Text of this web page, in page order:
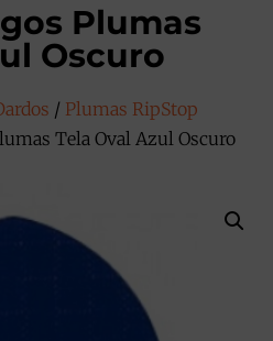
Plumas
Oscuro
/ Plumas RipStop
Tela Oval Azul Oscuro